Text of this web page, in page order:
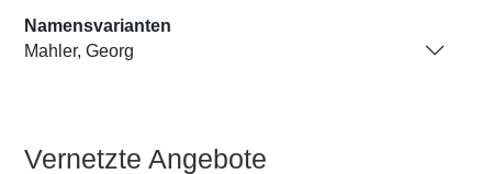
Namensvarianten
Mahler, Georg
Vernetzte Angebote